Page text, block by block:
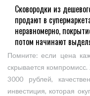
Сковородки из
продают в
неравномерно,
потом начинают
Помните: если цена
скрывается
3000 рублей,
инвестиция, которая